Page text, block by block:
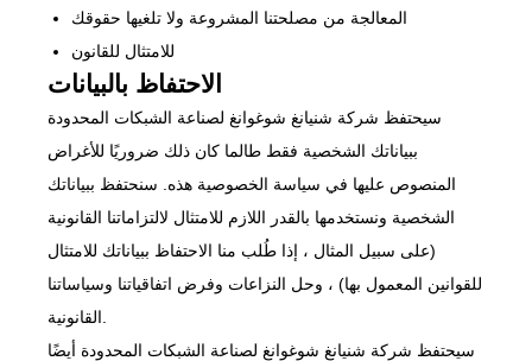
المعالجة من مصلحتنا المشروعة ولا تلغيها حقوقك
للامتثال للقانون
الاحتفاظ بالبيانات
سيحتفظ شركة شنيانغ شوغوانغ لصناعة الشبكات المحدودة
ببياناتك الشخصية فقط طالما كان ذلك ضروريًا للأغراض
المنصوص عليها في سياسة الخصوصية هذه. سنحتفظ ببياناتك
الشخصية ونستخدمها بالقدر اللازم للامتثال لالتزاماتنا القانونية
(على سبيل المثال ، إذا طُلب منا الاحتفاظ ببياناتك للامتثال
للقوانين المعمول بها) ، وحل النزاعات وفرض اتفاقياتنا وسياساتنا
سيحتفظ شركة شنيانغ شوغوانغ لصناعة الشبكات المحدودة أيضًا